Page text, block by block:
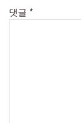
댓글 *